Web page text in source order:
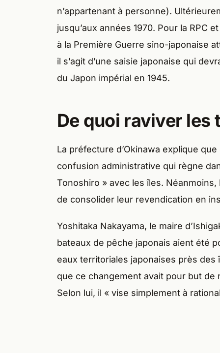
n’appartenant à personne).
jusqu’aux années 1970. Pour la RPC
à la Première Guerre sino-japonaise
il s’agit d’une saisie japonaise qui
du Japon impérial en 1945.
De quoi raviver les
La préfecture d’Okinawa explique
confusion administrative qui règne
Tonoshiro » avec les îles.
de consolider leur revendication en
Yoshitaka Nakayama, le maire
bateaux de pêche japonais aient été
eaux territoriales japonaises près des
que ce changement avait pour but
Selon lui, il « vise simplement à